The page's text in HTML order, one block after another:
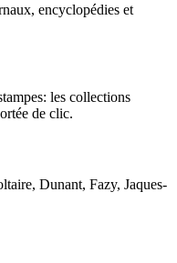
encyclopédies et
les collections
de clic.
Dunant, Fazy, Jaques-